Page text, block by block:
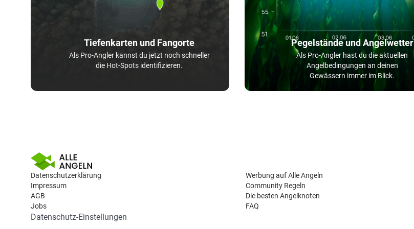
Tiefenkarten und Fangorte
Als Pro-Angler kannst du jetzt noch schneller
die Hot-Spots identifizieren.
Pegelstände und Angelwetter
Als Pro-Angler hast du die aktuellen
Angelbedingungen an deinen
Gewässern immer im Blick.
Datenschutzerklärung
Impressum
AGB
Jobs
Werbung auf Alle Angeln
Community Regeln
Die besten Angelknoten
FAQ
Datenschutz-Einstellungen